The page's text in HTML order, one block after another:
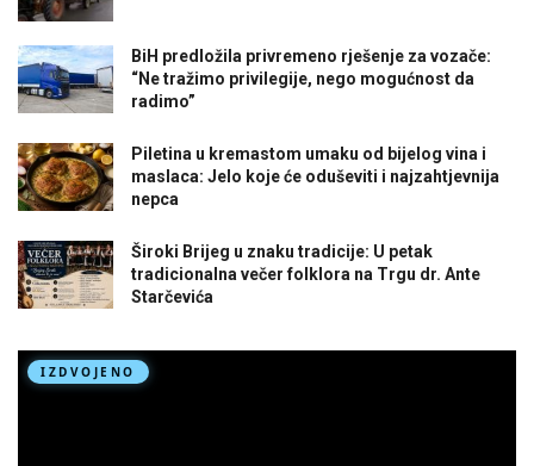
BiH predložila privremeno rješenje za vozače:
“Ne tražimo privilegije, nego mogućnost da
radimo”
Piletina u kremastom umaku od bijelog vina i
maslaca: Jelo koje će oduševiti i najzahtjevnija
nepca
Široki Brijeg u znaku tradicije: U petak
tradicionalna večer folklora na Trgu dr. Ante
Starčevića